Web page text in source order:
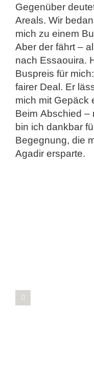
Gegenüber
Areals. Wir
mich zu einem
Aber der fährt –
nach Essaouira.
Buspreis für
fairer Deal. Er
mich mit Gepäck
Beim Abschied –
bin ich dankbar
Begegnung, die
Agadir ersparte.